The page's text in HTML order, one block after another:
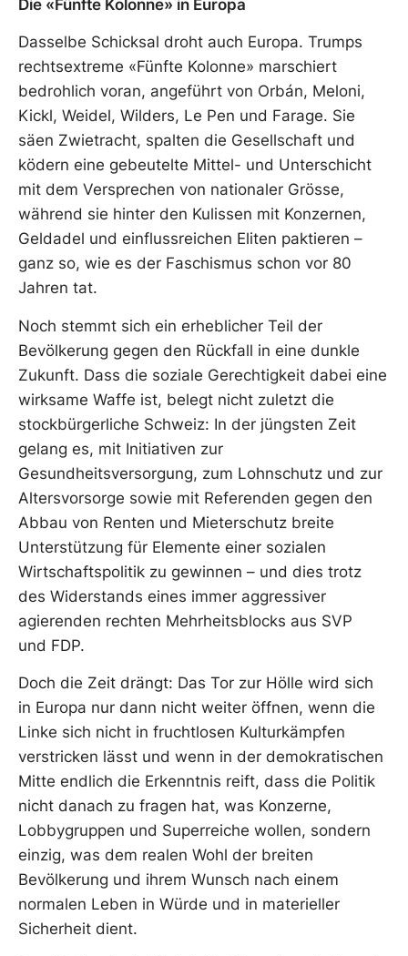
Die «Fünfte Kolonne» in Europa
Dasselbe Schicksal droht auch Europa. Trumps
rechtsextreme «Fünfte Kolonne» marschiert
bedrohlich voran, angeführt von Orbán, Meloni,
Kickl, Weidel, Wilders, Le Pen und Farage. Sie
säen Zwietracht, spalten die Gesellschaft und
ködern eine gebeutelte Mittel- und Unterschicht
mit dem Versprechen von nationaler Grösse,
während sie hinter den Kulissen mit Konzernen,
Geldadel und einflussreichen Eliten paktieren –
ganz so, wie es der Faschismus schon vor 80
Jahren tat.
Noch stemmt sich ein erheblicher Teil der
Bevölkerung gegen den Rückfall in eine dunkle
Zukunft. Dass die soziale Gerechtigkeit dabei eine
wirksame Waffe ist, belegt nicht zuletzt die
stockbürgerliche Schweiz: In der jüngsten Zeit
gelang es, mit Initiativen zur
Gesundheitsversorgung, zum Lohnschutz und zur
Altersvorsorge sowie mit Referenden gegen den
Abbau von Renten und Mieterschutz breite
Unterstützung für Elemente einer sozialen
Wirtschaftspolitik zu gewinnen – und dies trotz
des Widerstands eines immer aggressiver
agierenden rechten Mehrheitsblocks aus SVP
und FDP.
Doch die Zeit drängt: Das Tor zur Hölle wird sich
in Europa nur dann nicht weiter öffnen, wenn die
Linke sich nicht in fruchtlosen Kulturkämpfen
verstricken lässt und wenn in der demokratischen
Mitte endlich die Erkenntnis reift, dass die Politik
nicht danach zu fragen hat, was Konzerne,
Lobbygruppen und Superreiche wollen, sondern
einzig, was dem realen Wohl der breiten
Bevölkerung und ihrem Wunsch nach einem
normalen Leben in Würde und in materieller
Sicherheit dient.